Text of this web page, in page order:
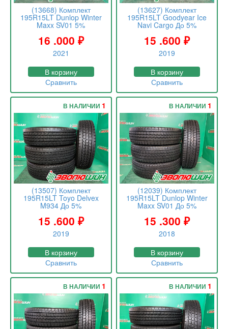
(13668) Комплект
195R15LT Dunlop Winter
Maxx SV01 5%
16 .000 ₽
2021
В корзину
Сравнить
(13627) Комплект
195R15LT Goodyear Ice
Navi Cargo До 5%
15 .600₽
2019
В корзину
Сравнить
(13507) Комплект
195R15LT Toyo Delvex
M934 До 5%
15 .600 ₽
2019
В НАЛИЧИИ 1
В корзину
Сравнить
(12039) Комплект
195R15LT Dunlop Winter
Maxx SV01 До 5%
15 .300₽
2018
В НАЛИЧИИ 1
В корзину
Сравнить
В НАЛИЧИИ 1 В НАЛИЧИИ 1